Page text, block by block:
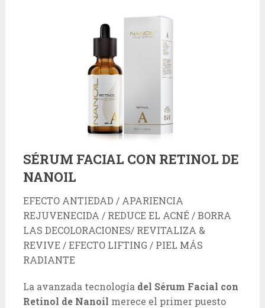
SÉRUM FACIAL CON RETINOL DE
NANOIL
EFECTO ANTIEDAD / APARIENCIA
REJUVENECIDA / REDUCE EL ACNÉ / BORRA
LAS DECOLORACIONES/ REVITALIZA &
REVIVE / EFECTO LIFTING / PIEL MÁS
RADIANTE
La avanzada tecnología del Sérum Facial con
Retinol de Nanoil merece el primer puesto